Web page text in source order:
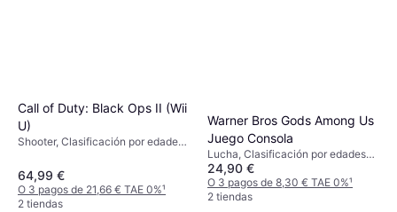
Call of Duty: Black Ops II (Wii
U)
Shooter, Clasificación por edades
64,99 €
O 3 pagos de 21,66 € TAE 0%¹
2 tiendas
Warner Bros Gods Among Us
Juego Consola
Lucha, Clasificación por edades
PEGI: 16
24,90 €
O 3 pagos de 8,30 € TAE 0%¹
2 tiendas